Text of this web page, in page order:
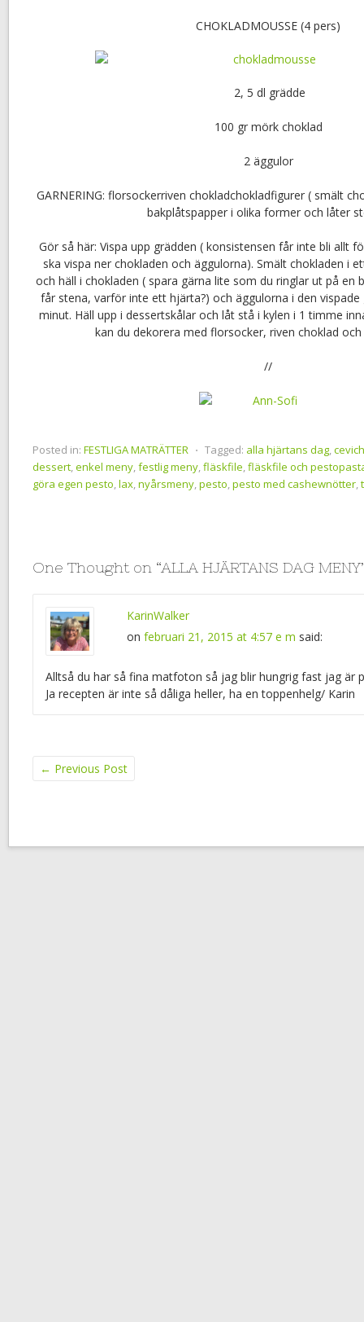
CHOKLADMOUSSE (4 pers)
2, 5 dl grädde
100 gr mörk choklad
2 äggulor
GARNERING: florsockerriven chokladchokladfigurer ( smält
bakplåtspapper i olika former och låter
Gör så här: Vispa upp grädden ( konsistensen får inte bli allt
ska vispa ner chokladen och äggulorna). Smält chokladen i
och häll i chokladen ( spara gärna lite som du ringlar ut på en
får stena, varför inte ett hjärta?) och äggulorna i den
minut. Häll upp i dessertskålar och låt stå i kylen i 1 timme
kan du dekorera med florsocker, riven choklad
//
Posted in: FESTLIGA MATRÄTTER ⋅ Tagged: alla hjärtans dag,
dessert,enkel meny,festlig meny,fläskfile,fläskfile och
göra egen pesto,lax,nyårsmeny,pesto,pesto med cashewnötter,
One Thought on “ALLA HJÄRTANS DAG MENY
KarinWalker
on februari 21, 2015 at 4:57 e m said:
Alltså du har så fina matfoton så jag blir hungrig fast jag är
Ja recepten är inte så dåliga heller, ha en toppenhelg/ Karin
← Previous Post